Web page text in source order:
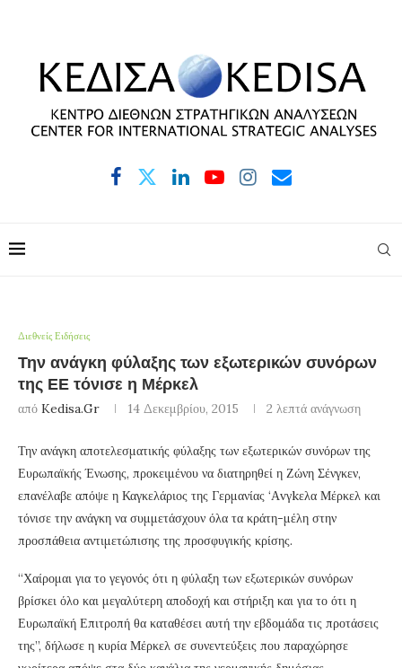
Διεθνείς Ειδήσεις
Την ανάγκη φύλαξης των εξωτερικών συνόρων
της ΕΕ τόνισε η Μέρκελ
από Kedisa.gr 14 Δεκεμβρίου, 2015 2 λεπτά ανάγνωση
Την ανάγκη αποτελεσματικής φύλαξης των εξωτερικών συνόρων της
Ευρωπαϊκής Ένωσης, προκειμένου να διατηρηθεί η Ζώνη Σένγκεν,
επανέλαβε απόψε η Καγκελάριος της Γερμανίας ‘Αvγkελα Μέρκελ και
τόνισε την ανάγκη να συμμετάσχουν όλα τα κράτη-μέλη στην
προσπάθεια αντιμετώπισης της προσφυγικής κρίσης.
“Χαίρομαι για το γεγονός ότι η φύλαξη των εξωτερικών συνόρων
βρίσκει όλο και μεγαλύτερη αποδοχή και στήριξη και για το ότι η
Ευρωπαϊκή Επιτροπή θα καταθέσει αυτή την εβδομάδα τις προτάσεις
της”, δήλωσε η κυρία Μέρκελ σε συνεντεύξεις που παραχώρησε